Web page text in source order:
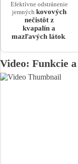
Efektívne odstránenie
jemných kovových
nečistôt z
kvapalín a
mazľavých látok.
Video: Funkcie